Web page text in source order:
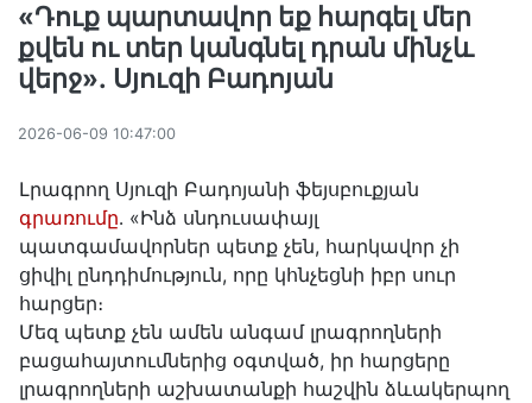
«Դուք պարտավոր եք հարգել մեր
քվեն ու տեր կանգնել դրան մինչև
վերջ»․ Սյուզի Բադոյան
2026-06-09 10:47:00
Լրագրող Սյուզի Բադոյանի ֆեյսբուքյան
գրառումը․ «Ինձ սնդուսափայլ
պատգամավորներ պետք չեն, հարկավոր չի
ցիվիլ ընդդիմություն, որը կհնչեցնի իբր սուր
հարցեր։
Մեզ պետք չեն ամեն անգամ լրագրողների
բացահայտումներից օգտված, իր հարցերը
լրագրողների աշխատանքի հաշվին ձևակերպող